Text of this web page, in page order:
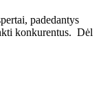
padedantys
konkurentus. Dėl